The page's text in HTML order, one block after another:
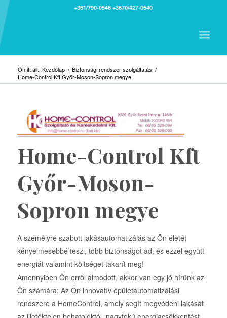
+361/790-0546 +3670/427-0540
Ön itt áll: Kezdőlap / Biztonsági rendszer szolgáltatás /
Home-Control Kft Győr-Moson-Sopron megye
Home-Control Kft
Győr-Moson-
Sopron megye
A személyre szabott lakásautomatizálás az Ön életét
kényelmesebbé teszi, több biztonságot ad, és ezzel együtt
energiát valamint költséget takarít meg!
Amennyiben Ön erről álmodott, akkor van egy jó hírünk az
Ön számára: Az Ön innovatív épületautomatizálási
rendszere a HomeControl, amely segít megvédeni lakását